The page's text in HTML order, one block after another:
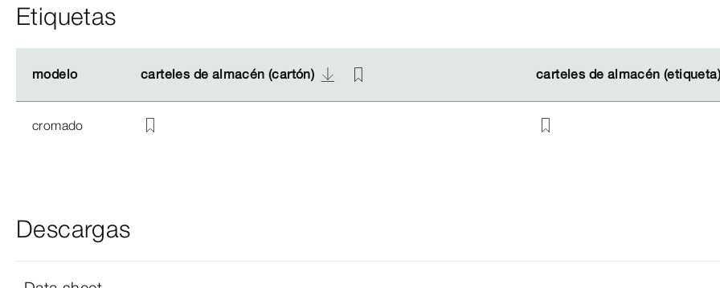
Etiquetas
modelo carteles de almacén (cartón) carteles de almacén (etiqueta)
modelo carteles de almacén (cartón) carteles de almacén (etiqueta)
cromado
Descargas